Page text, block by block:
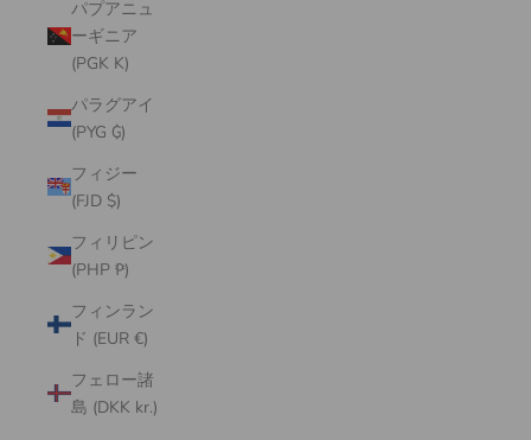
パプアニュ
ーギニア
(PGK K)
パラグアイ
(PYG ₲)
フィジー
(FJD $)
フィリピン
(PHP ₱)
フィンラン
ド (EUR €)
フェロー諸
島 (DKK kr.)